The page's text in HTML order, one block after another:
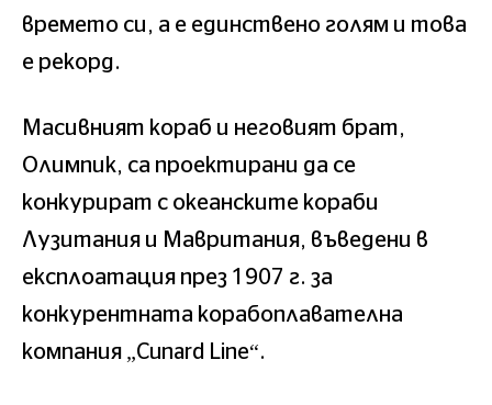
времето си, а е единствено голям и това
е рекорд.
Масивният кораб и неговият брат,
Олимпик, са проектирани да се
конкурират с океанските кораби
Лузитания и Мавритания, въведени в
експлоатация през 1907 г. за
конкурентната корабоплавателна
компания „Cunard Line“.